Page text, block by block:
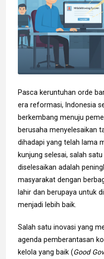
Pasca keruntuhan orde
era reformasi, Indonesia
berkembang menuju
berusaha menyelesaikan
dihadapi yang telah lama
kunjung selesai, salah
diselesaikan adalah
masyarakat dengan
lahir dan berupaya untuk
menjadi lebih baik.
Salah satu inovasi yang
agenda pemberantasan
kelola yang baik (Good